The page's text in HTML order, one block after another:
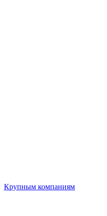
Крупным компаниям